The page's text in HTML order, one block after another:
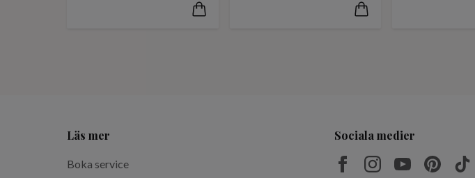
Läs mer
Boka service
Sociala medier